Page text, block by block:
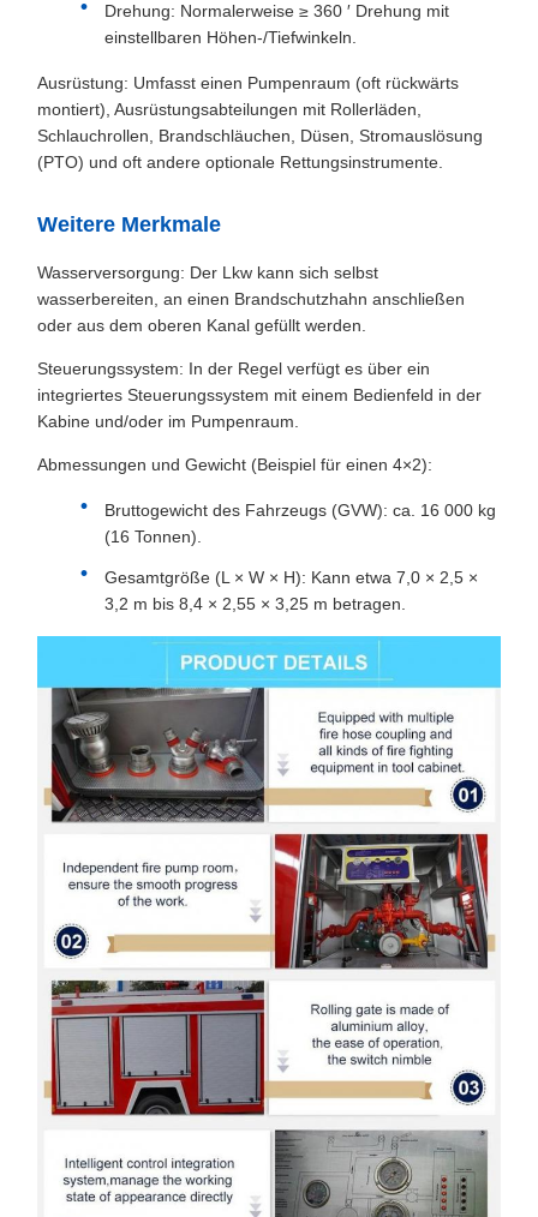
Drehung: Normalerweise ≥ 360 ′ Drehung mit
einstellbaren Höhen-/Tiefwinkeln.
Ausrüstung: Umfasst einen Pumpenraum (oft rückwärts
montiert), Ausrüstungsabteilungen mit Rollerläden,
Schlauchrollen, Brandschläuchen, Düsen, Stromauslösung
(PTO) und oft andere optionale Rettungsinstrumente.
Weitere Merkmale
Wasserversorgung: Der Lkw kann sich selbst
wasserbereiten, an einen Brandschutzhahn anschließen
oder aus dem oberen Kanal gefüllt werden.
Steuerungssystem: In der Regel verfügt es über ein
integriertes Steuerungssystem mit einem Bedienfeld in der
Kabine und/oder im Pumpenraum.
Abmessungen und Gewicht (Beispiel für einen 4×2):
Bruttogewicht des Fahrzeugs (GVW): ca. 16 000 kg
(16 Tonnen).
Gesamtgröße (L × W × H): Kann etwa 7,0 × 2,5 ×
3,2 m bis 8,4 × 2,55 × 3,25 m betragen.